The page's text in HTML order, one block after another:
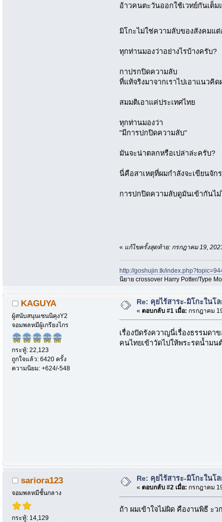
อ้าวคนตะวันออกใช้เวทย์กันเต็ม
มิโกะไม่ใช่ความลับของสังคมแต่
ทุกท่านมองว่าอย่างไรบ้างครับ?
กาปรกปิดความลับ
ที่แท้จริงมาจากเราไปเอาแนวคิด
สมมติเอาแค่ประเทศไทย
ทุกท่านมองว่า
"มีการปกปิดความลับ"
มันจะน่าตลกหรือเปล่าล่ะครับ?
นี่คือสาเหตุที่ผมกำลังจะเขียนจั
การปกปิดความลับดูมันเข้ากันไ
« แก้ไขครั้งสุดท้าย: กรกฎาคม 19,
http://goshujin.tk/
นิยาย crossover Harry Potter/Type
KAGUYA
ผู้สนับสนุนเซนนิคุงY2
จอมพลหมีผู้เกรียงไกร
กระทู้: 22,123
ถูกใจแล้ว: 6420 ครั้ง
ความนิยม: +624/-548
Re: คุยไร้สาระ-มิโกะในโ
« ตอบกลับ #1 เมื่อ: กรกฎาคม
เรื่องปัดรังควาญนี่เรื่องธรรมด
คนไทยเข้าวัดไปให้พระรดน้ำม
sariora123
จอมพลหมีชั้นกลาง
กระทู้: 14,129
Re: คุยไร้สาระ-มิโกะในโ
« ตอบกลับ #2 เมื่อ: กรกฎาคม
ถ้า ผมเข้าใจไม่ผิด คืองานพิธี